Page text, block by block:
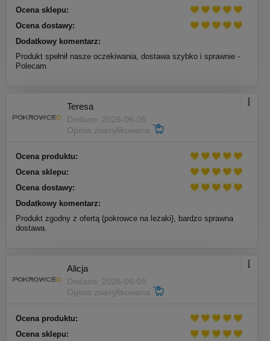
Ocena sklepu:
Ocena dostawy:
Dodatkowy komentarz:
Produkt spełnił nasze oczekiwania, dostawa szybko i sprawnie -
Polecam
Teresa
Dodano: 2026-06-05
Opinia zweryfikowana
Ocena produktu:
Ocena sklepu:
Ocena dostawy:
Dodatkowy komentarz:
Produkt zgodny z ofertą (pokrowce na leżaki}, bardzo sprawna
dostawa.
Alicja
Dodano: 2026-06-05
Opinia zweryfikowana
Ocena produktu:
Ocena sklepu: